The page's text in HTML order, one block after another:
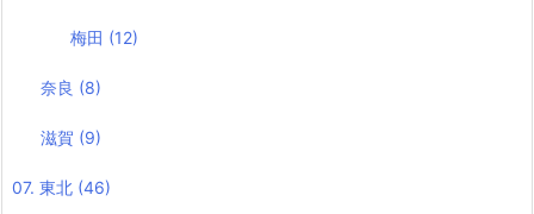
梅田 (12)
奈良 (8)
滋賀 (9)
07. 東北 (46)